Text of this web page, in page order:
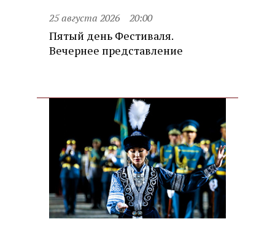
25 августа 2026 20:00
Пятый день Фестиваля.
Вечернее представление